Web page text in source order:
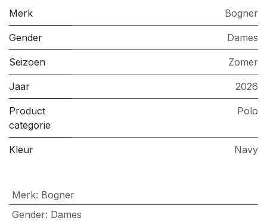
Merk
Bogner
Gender Dames
Seizoen Zomer
Jaar 2026
Product
categorie
Polo
Kleur Navy
Merk: Bogner
Gender: Dames